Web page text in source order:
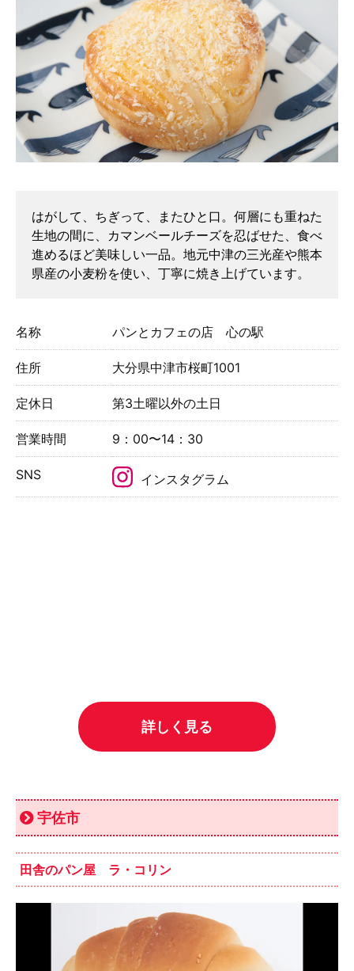
はがして、ちぎって、またひと口。何層にも重ねた
生地の間に、カマンベールチーズを忍ばせた、食べ
進めるほど美味しい一品。地元中津の三光産や熊本
県産の小麦粉を使い、丁寧に焼き上げています。
名称 パンとカフェの店 心の駅
住所 大分県中津市桜町1001
定休日 第3土曜以外の土日
営業時間 9：00〜14：30
SNS インスタグラム
詳しく見る
宇佐市
田舎のパン屋 ラ・コリン